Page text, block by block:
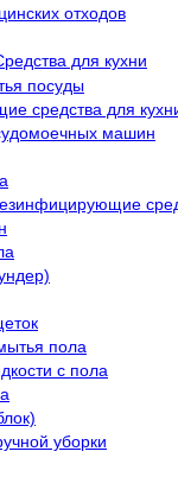
отходов
для кухни
посуды
средства для
машин
пола
с пола
уборки